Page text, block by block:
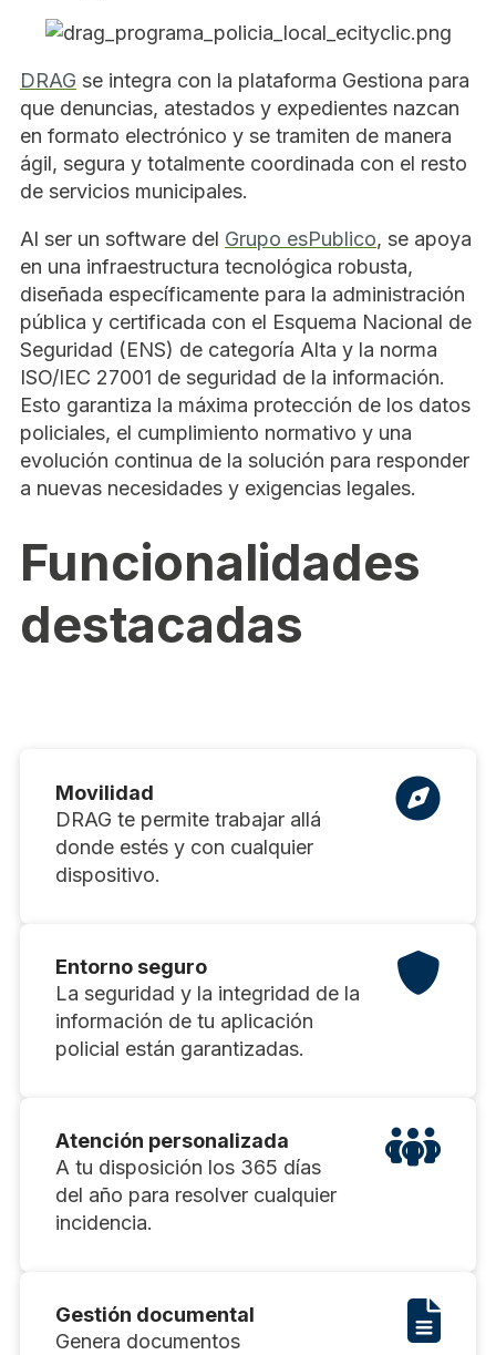
DRAG se integra con la plataforma Gestiona para
que denuncias, atestados y expedientes nazcan
en formato electrónico y se tramiten de manera
ágil, segura y totalmente coordinada con el resto
de servicios municipales.
Al ser un software del Grupo esPublico, se apoya
en una infraestructura tecnológica robusta,
diseñada específicamente para la administración
pública y certificada con el Esquema Nacional de
Seguridad (ENS) de categoría Alta y la norma
ISO/IEC 27001 de seguridad de la información.
Esto garantiza la máxima protección de los datos
policiales, el cumplimiento normativo y una
evolución continua de la solución para responder
a nuevas necesidades y exigencias legales.
Funcionalidades
destacadas
Movilidad
DRAG te permite trabajar allá
donde estés y con cualquier
dispositivo.
Entorno seguro
La seguridad y la integridad de la
información de tu aplicación
policial están garantizadas.
Atención personalizada
A tu disposición los 365 días
del año para resolver cualquier
incidencia.
Gestión documental
Genera documentos